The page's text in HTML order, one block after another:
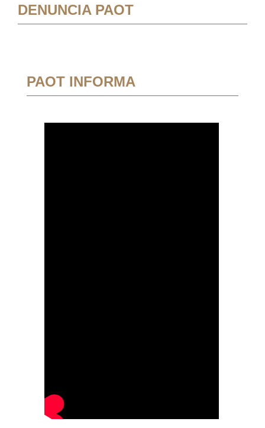
DENUNCIA PAOT
PAOT INFORMA